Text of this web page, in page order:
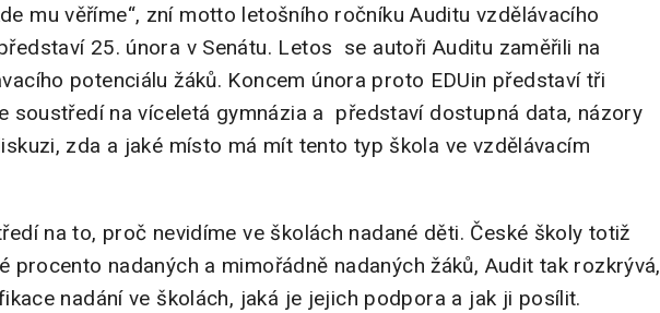
mu věříme“, zní motto letošního ročníku Auditu vzdělávacího
25. února v Senátu. Letos se autoři Auditu zaměřili na
potenciálu žáků. Koncem února proto EDUin představí tři
soustředí na víceletá gymnázia a představí dostupná data, názory
zda a jaké místo má mít tento typ škola ve vzdělávacím
na to, proč nevidíme ve školách nadané děti. České školy totiž
procento nadaných a mimořádně nadaných žáků, Audit tak rozkrývá,
nadání ve školách, jaká je jejich podpora a jak ji posílit.